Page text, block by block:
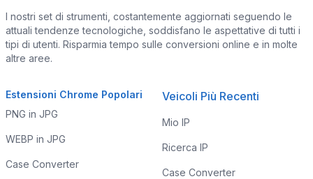
I nostri set di strumenti, costantemente aggiornati seguendo le
attuali tendenze tecnologiche, soddisfano le aspettative di tutti i
tipi di utenti. Risparmia tempo sulle conversioni online e in molte
altre aree.
Estensioni Chrome Popolari
PNG in JPG
WEBP in JPG
Case Converter
Veicoli Più Recenti
Mio IP
Ricerca IP
Case Converter